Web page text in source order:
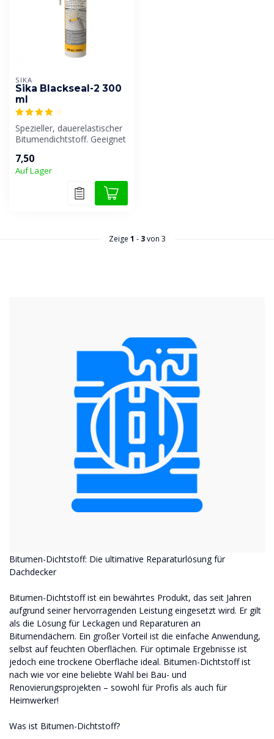
SIKA
Sika Blackseal-2 300
ml
Spezieller, dauerelastischer
Bitumendichtstoff. Geeignet
7,50
Auf Lager
Zeige 1 - 3von 3
Bitumen-Dichtstoff: Die ultimative Reparaturlösung für
Dachdecker
Bitumen-Dichtstoff ist ein bewährtes Produkt, das seit Jahren
aufgrund seiner hervorragenden Leistung eingesetzt wird. Er gilt
als die Lösung für Leckagen und Reparaturen an
Bitumendächern. Ein großer Vorteil ist die einfache Anwendung,
selbst auf feuchten Oberflächen. Für optimale Ergebnisse ist
jedoch eine trockene Oberfläche ideal. Bitumen-Dichtstoff ist
nach wie vor eine beliebte Wahl bei Bau- und
Renovierungsprojekten – sowohl für Profis als auch für
Heimwerker!
Was ist Bitumen-Dichtstoff?